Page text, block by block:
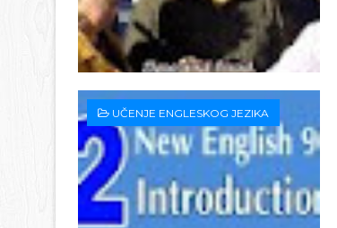
UČENJE ENGLESKOG JEZIKA